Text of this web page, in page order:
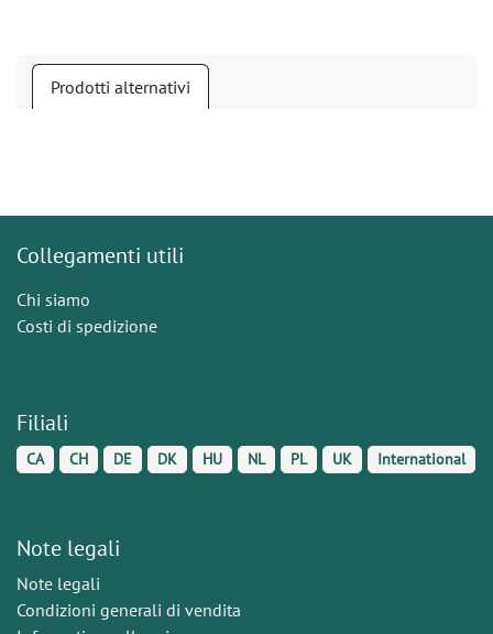
Prodotti alternativi
Collegamenti utili
Chi siamo
Costi di spedizione
Filiali
CA CH DE DK HU NL PL UK International
Note legali
Note legali
Condizioni generali di vendita